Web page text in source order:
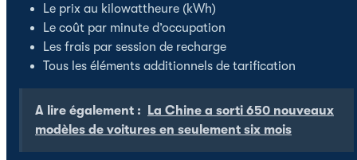
Le prix au kilowattheure (kWh)
Le coût par minute d’occupation
Les frais par session de recharge
Tous les éléments additionnels de tarification
A lire également :
La Chine a sorti 650 nouveaux
modèles de voitures en seulement six mois